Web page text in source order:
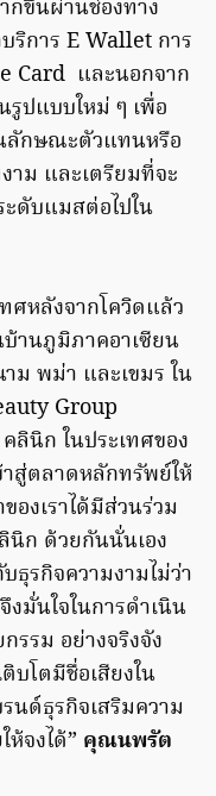
กขึ้นผ่านช่องทาง
ริการ E Wallet การ
Card และนอกจาก
รูปแบบใหม่ ๆ เพื่อ
ลักษณะตัวแทนหรือ
าม และเตรียมที่จะ
ดับแมสต่อไปใน
ศหลังจากโควิดแล้ว
บ้านภูมิภาคอาเซียน
ม พม่า และเขมร ใน
Group
ลินิก ในประเทศของ
าสู่ตลาดหลักทรัพย์ให้
องเราได้มีส่วนร่วม
นิก ด้วยกันนั่นเอง
ธุรกิจความงามไม่ว่า
มั่นใจในการดำเนิน
รรม อย่างจริงจัง
บโตมีชื่อเสียงใน
นด์ธุรกิจเสริมความ
จงได้” คุณนพรัต